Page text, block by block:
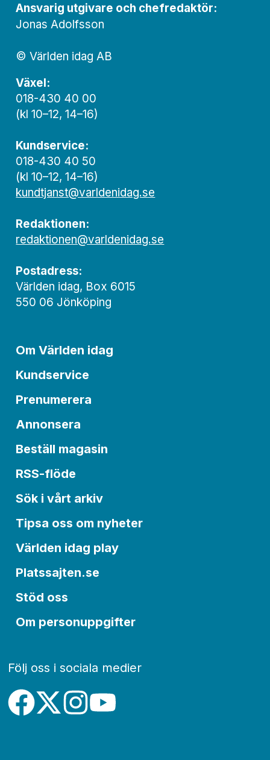
Ansvarig utgivare och chef­redaktör:
Jonas Adolfsson
© Världen idag AB
Växel:
018-430 40 00
(kl 10–12, 14–16)
Kundservice:
018-430 40 50
(kl 10–12, 14–16)
kundtjanst@varldenidag.se
Redaktionen:
redaktionen@varldenidag.se
Postadress:
Världen idag, Box 6015
550 06 Jönköping
Om Världen idag
Kundservice
Prenumerera
Annonsera
Beställ magasin
RSS-flöde
Sök i vårt arkiv
Tipsa oss om nyheter
Världen idag play
Platssajten.se
Stöd oss
Om personuppgifter
Följ oss i sociala medier